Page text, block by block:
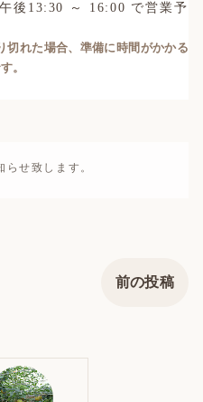
後13:30 ～ 16:00 で営業予
切れた場合、準備に時間がかかる
。
せ致します。
前の投稿